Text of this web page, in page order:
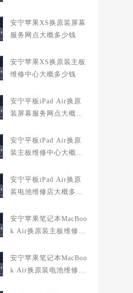
安宁苹果XS换原装屏幕
服务网点大概多少钱
安宁苹果XS换原装主板
维修中心大概多少钱
安宁平板iPad Air换原
装屏幕服务网点大概多
安宁平板iPad Air换原
装主板维修中心大概多
安宁平板iPad Air换原
装电池维修店大概多少
安宁苹果笔记本MacBoo
k Air换原装主板维修中
安宁苹果笔记本MacBoo
k Air换原装电池维修店